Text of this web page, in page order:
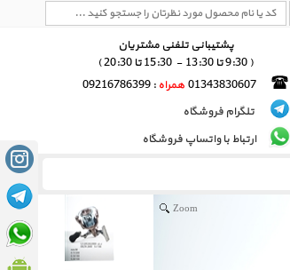
پشتیبانی تلفنی مشتریان
( 9:30 تا 13:30 - 15:30 تا 20:30 )
01343830607 همراه : 09216786399
تلگرام فروشگاه
ارتباط با واتساپ فروشگاه
Zoom